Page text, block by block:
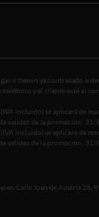
si tienen ya contratado
y el cliente esté al
incluido) se aplicará de
validez de la promoción: 31/
incluido) se aplicará de
validez de la promoción: 31/
Calle Juan de Austria 28,